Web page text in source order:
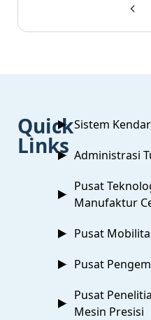
Quick
Links
Sistem
Administrasi
Pusat
Manufaktur
Pusat
Pusat
Pusat
Mesin Presisi